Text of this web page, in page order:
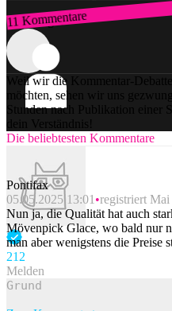
11 Kommentare
Zum Login
Weil wir die Kommentar-
möchten, sehen wir uns
Stunden nach Publikation einer
dein Verständnis!
Die beliebtesten Kommentare
Pontifax
05.05.2025 13:01 registriert Mai
Nun ja, die Qualität hat auch
Mövenpick Glace, wo bald nur
man aber wenigstens die Preise
21 2
Melden